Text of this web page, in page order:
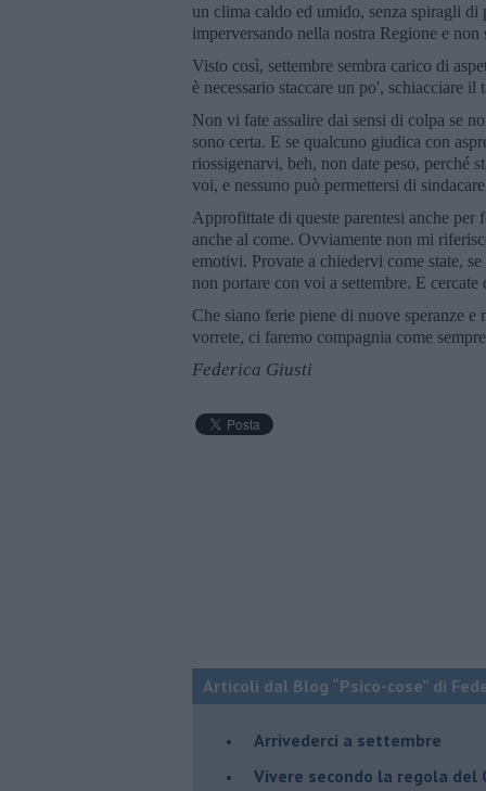
un clima caldo ed umido, senza spiragli
imperversando nella nostra Regione e non
Visto così, settembre sembra carico di
è necessario staccare un po', schiacciare
Non vi fate assalire dai sensi di colpa se
sono certa. E se qualcuno giudica con
riossigenarvi, beh, non date peso, perché
voi, e nessuno può permettersi di
Approfittate di queste parentesi anche
anche al come. Ovviamente non mi
emotivi. Provate a chiedervi come state,
non portare con voi a settembre. E
Che siano ferie piene di nuove speranze
vorrete, ci faremo compagnia come
Federica Giusti
Articoli dal Blog “Psico-cose” di
​Arrivederci a settembre
​Vivere secondo la regola del